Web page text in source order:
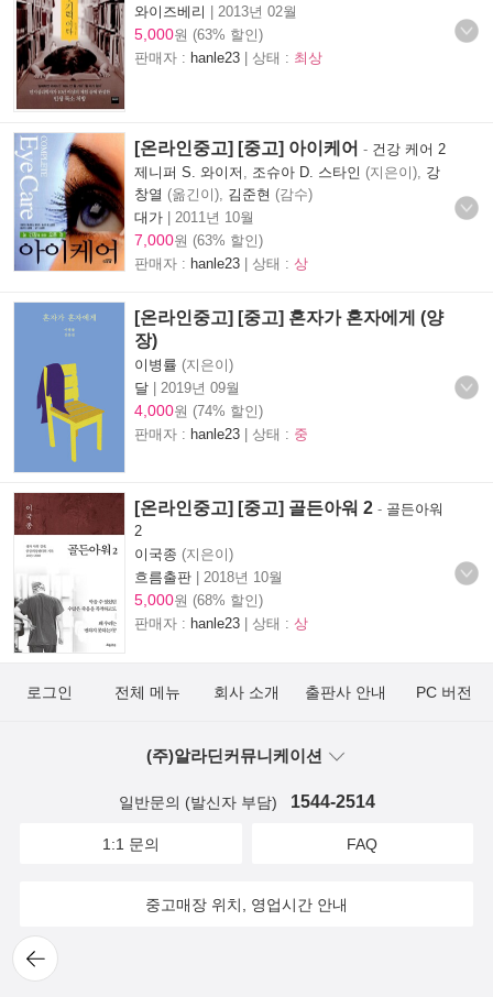
와이즈베리 | 2013년 02월
5,000원 (63% 할인)
판매자 : hanle23 | 상태 : 최상
[온라인중고] [중고] 아이케어 - 건강 케어 2
제니퍼 S. 와이저
조슈아 D. 스타인 (지은이), 강
창열 (옮긴이), 김준현 (감수)
대가 | 2011년 10월
7,000원 (63% 할인)
판매자 : hanle23 | 상태 : 상
[온라인중고] [중고] 혼자가 혼자에게 (양
장)
이병률 (지은이)
달 | 2019년 09월
4,000원 (74% 할인)
판매자 : hanle23 | 상태 : 중
[온라인중고] [중고] 골든아워 2 - 골든아워
2
이국종 (지은이)
흐름출판 | 2018년 10월
5,000원 (68% 할인)
판매자 : hanle23 | 상태 : 상
뒤로
가기
로그인 전체 메뉴 회사 소개 출판사 안내 PC 버전
(주)알라딘커뮤니케이션
일반문의 (발신자 부담) 1544-2514
1:1 문의 FAQ
중고매장 위치, 영업시간 안내